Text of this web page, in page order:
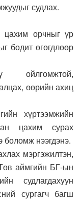
судлах.
орчныг үр
бодит өгөгдлөөр
ойлгомжтой,
өөрийн ахиц
хүртээмжийн
цахим сурах
боломж нээгдэнэ.
мэргэжилтэн,
аймгийн БГ-ын
судлагдахуун
сургагч багш